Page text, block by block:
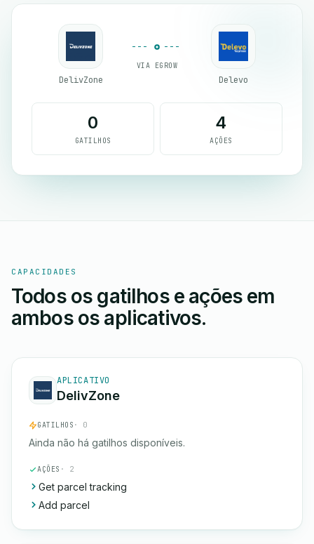
DelivZone
VIA EGROW
Delevo
0
GATILHOS
4
AÇÕES
CAPACIDADES
Todos os gatilhos e ações em
ambos os aplicativos.
APLICATIVO
DelivZone
GATILHOS · 0
Ainda não há gatilhos disponíveis.
AÇÕES · 2
Get parcel tracking
Add parcel